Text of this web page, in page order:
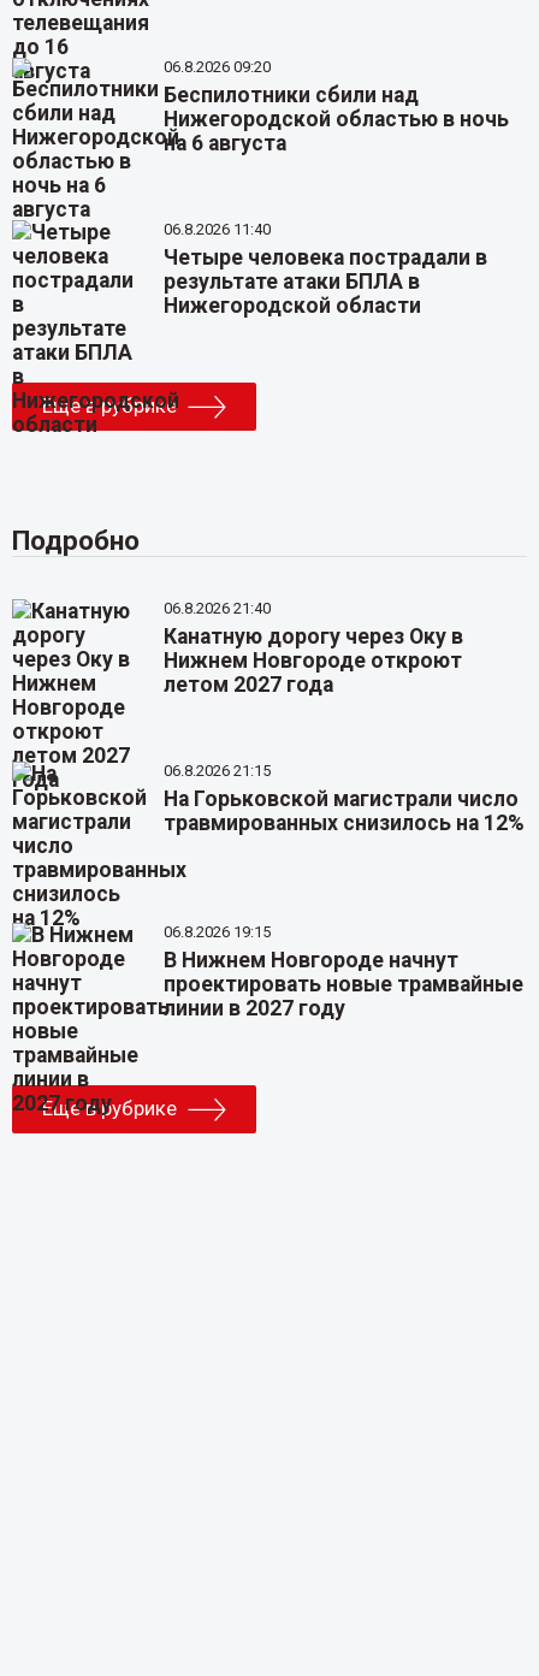
06.8.2026 09:20
Беспилотники сбили над
Нижегородской областью в ночь
на 6 августа
06.8.2026 11:40
Четыре человека пострадали в
результате атаки БПЛА в
Нижегородской области
Еще в рубрике
Подробно
06.8.2026 21:40
Канатную дорогу через Оку в
Нижнем Новгороде откроют
летом 2027 года
06.8.2026 21:15
На Горьковской магистрали число
травмированных снизилось на 12%
06.8.2026 19:15
В Нижнем Новгороде начнут
проектировать новые трамвайные
линии в 2027 году
Еще в рубрике